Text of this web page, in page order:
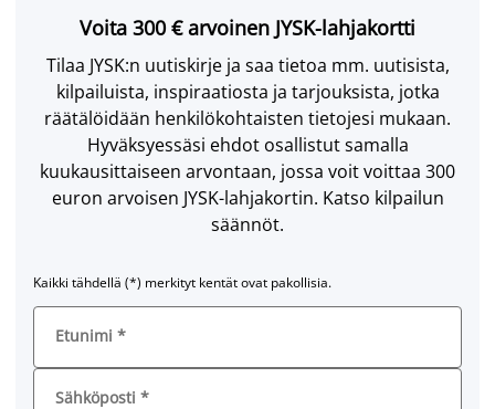
Voita 300 € arvoinen JYSK-lahjakortti
Tilaa JYSK:n uutiskirje ja saa tietoa mm. uutisista,
kilpailuista, inspiraatiosta ja tarjouksista, jotka
räätälöidään henkilökohtaisten tietojesi mukaan.
Hyväksyessäsi ehdot osallistut samalla
kuukausittaiseen arvontaan, jossa voit voittaa 300
euron arvoisen JYSK-lahjakortin. Katso kilpailun
säännöt.
Kaikki tähdellä (*) merkityt kentät ovat pakollisia.
Etunimi *
Sähköposti *